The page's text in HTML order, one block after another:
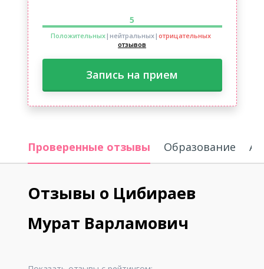
5
Положительных|нейтральных| отрицательных
отзывов
Запись на прием
Проверенные отзывы Образование
Отзывы о Цибираев
Мурат Варламович